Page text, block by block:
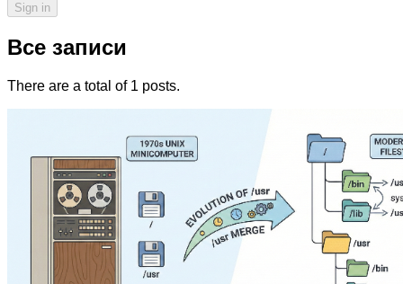
Sign in
Все записи
There are a total of 1 posts.